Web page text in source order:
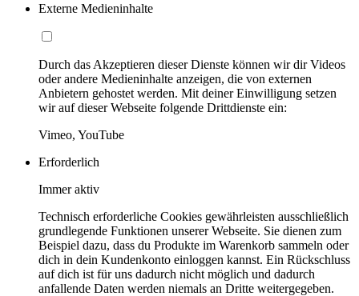
Externe Medieninhalte
Durch das Akzeptieren dieser Dienste können wir dir Videos
oder andere Medieninhalte anzeigen, die von externen
Anbietern gehostet werden. Mit deiner Einwilligung setzen
wir auf dieser Webseite folgende Drittdienste ein:
Vimeo, YouTube
Erforderlich
Immer aktiv
Technisch erforderliche Cookies gewährleisten ausschließlich
grundlegende Funktionen unserer Webseite. Sie dienen zum
Beispiel dazu, dass du Produkte im Warenkorb sammeln oder
dich in dein Kundenkonto einloggen kannst. Ein Rückschluss
auf dich ist für uns dadurch nicht möglich und dadurch
anfallende Daten werden niemals an Dritte weitergegeben.